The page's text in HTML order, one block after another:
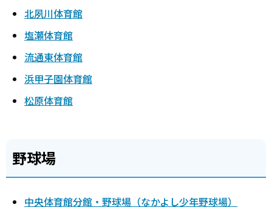
北夙川体育館
塩瀬体育館
流通東体育館
浜甲子園体育館
松原体育館
野球場
中央体育館分館・野球場（なかよし少年野球場）